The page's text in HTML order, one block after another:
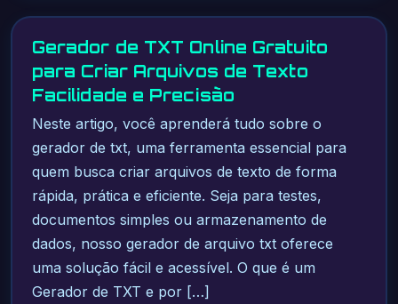
Gerador de TXT Online Gratuito
para Criar Arquivos de Texto
Facilidade e Precisão
Neste artigo, você aprenderá tudo sobre o
gerador de txt, uma ferramenta essencial para
quem busca criar arquivos de texto de forma
rápida, prática e eficiente. Seja para testes,
documentos simples ou armazenamento de
dados, nosso gerador de arquivo txt oferece
uma solução fácil e acessível. O que é um
Gerador de TXT e por […]